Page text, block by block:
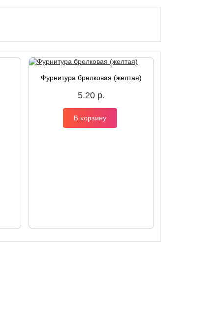
Фурнитура брелковая (желтая)
5.20 р.
В корзину